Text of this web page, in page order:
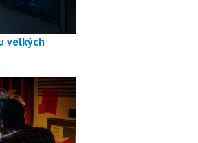
velkých